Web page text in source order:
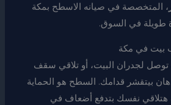
، المتخصصة في صيانه الاسطح بمكة
طويلة في السوق.
بيت في مكة
توصل لجدران البيت، أو تلاقي سقف
بيتقشر قدامك. السطح هو الحماية
هتلاقي نفسك بتدفع أضعاف في